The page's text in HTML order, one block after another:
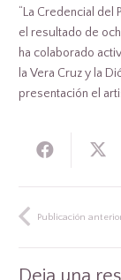
“La Credencial del
el resultado de
ha colaborado
la Vera Cruz y la
presentación el
Publicación